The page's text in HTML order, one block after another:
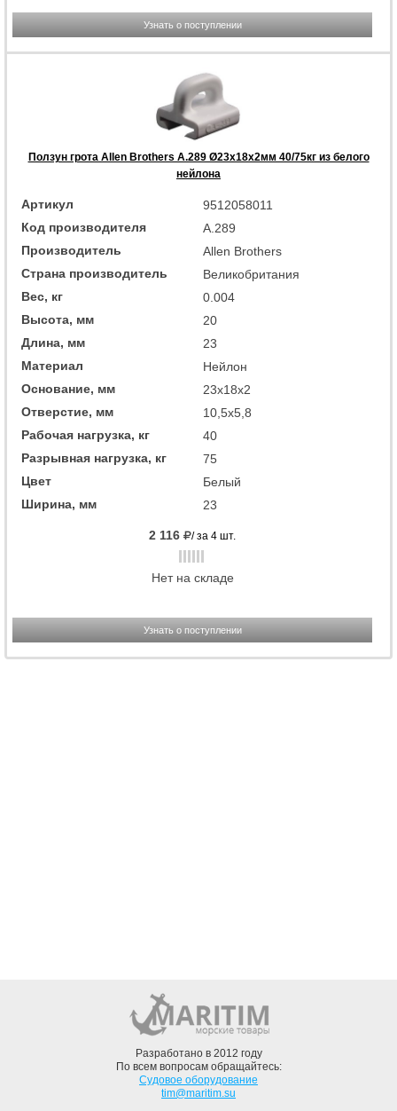
Узнать о поступлении
Ползун грота Allen Brothers A.289 Ø23x18x2мм 40/75кг из белого
нейлона
Артикул
9512058011
Код производителя
A.289
Производитель
Allen Brothers
Страна производитель
Великобритания
Вес, кг
0.004
Высота, мм
20
Длина, мм
23
Материал
Нейлон
Основание, мм
23x18x2
Отверстие, мм
10,5x5,8
Рабочая нагрузка, кг
40
Разрывная нагрузка, кг
75
Цвет
Белый
Ширина, мм
23
2 116 / за 4 шт.
Нет на складе
Узнать о поступлении
Разработано в 2012 году
По всем вопросам обращайтесь:
Судовое оборудование
tim@maritim.su